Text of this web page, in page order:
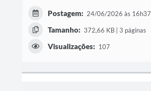
Postagem: 24/06/2026 às 16h37
Tamanho: 372,66 KB | 3 páginas
Visualizações: 107